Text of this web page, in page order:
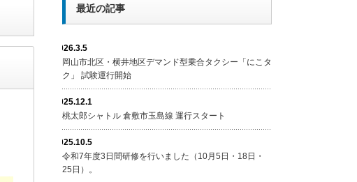
最近の記事
2026.3.5
岡山市北区・横井地区デマンド型乗合タクシー「にこタ
ク」 試験運行開始
2025.12.1
桃太郎シャトル 倉敷市玉島線 運行スタート
2025.10.5
令和7年度3日間研修を行いました（10月5日・18日・
25日）。